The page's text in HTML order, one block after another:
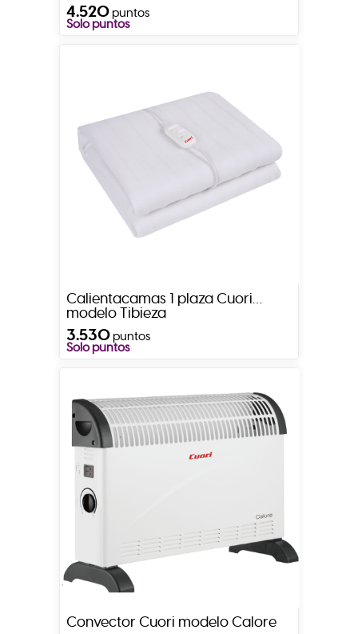
4.520puntos
Solo puntos
Calientacamas 1 plaza Cuori
modelo Tibieza
3.530puntos
Solo puntos
Convector Cuori modelo Calore